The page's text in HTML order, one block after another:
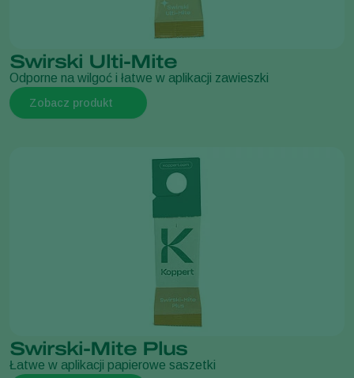
Swirski Ulti-Mite
Odporne na wilgoć i łatwe w aplikacji zawieszki
Zobacz produkt
Swirski-Mite Plus
Łatwe w aplikacji papierowe saszetki